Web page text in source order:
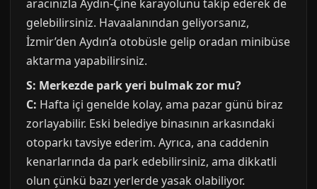
aracınızla Aydın-Çine karayolunu takip ederek de
gelebilirsiniz. Havaalanından geliyorsanız,
İzmir’den Aydın’a otobüsle gelip oradan minibüse
aktarma yapabilirsiniz.
S: Merkezde park yeri bulmak zor mu?
C: Hafta içi genelde kolay, ama pazar günü biraz
zorlayabilir. Eski belediye binasının arkasındaki
otoparkı tavsiye ederim. Ayrıca, ana caddenin
kenarlarında da park edebilirsiniz, ama dikkatli
olun çünkü bazı yerlerde yasak olabiliyor.